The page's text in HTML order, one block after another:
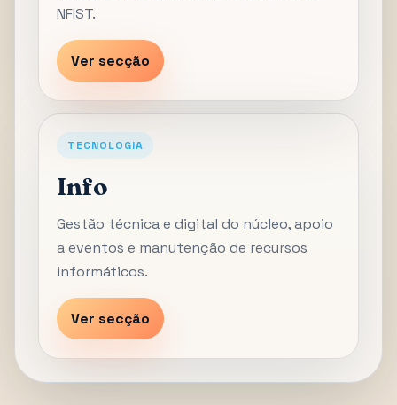
NFIST.
Ver secção
TECNOLOGIA
Info
Gestão técnica e digital do núcleo, apoio
a eventos e manutenção de recursos
informáticos.
Ver secção